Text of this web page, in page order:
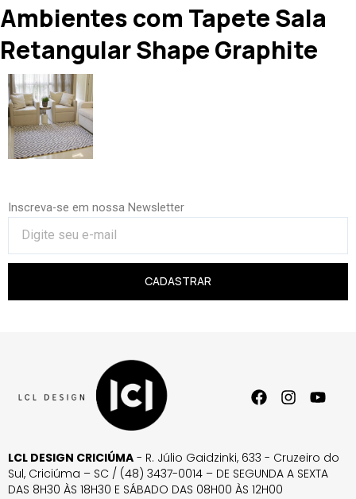
Ambientes com Tapete Sala
Retangular Shape Graphite
Inscreva-se em nossa Newsletter
CADASTRAR
LCL DESIGN CRICIÚMA - R. Júlio Gaidzinki, 633 - Cruzeiro do
Sul, Criciúma – SC / (48) 3437-0014 – DE SEGUNDA A SEXTA
DAS 8H30 ÀS 18H30 E SÁBADO DAS 08H00 ÀS 12H00